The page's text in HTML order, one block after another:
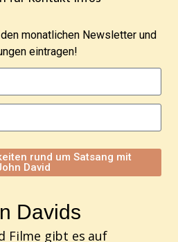
monatlichen Newsletter und
eintragen!
rund um Satsang mit
David
Davids
Filme gibt es auf